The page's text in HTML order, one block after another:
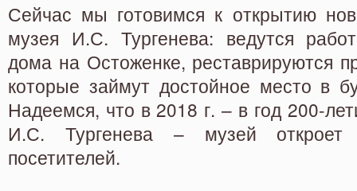
Сейчас мы готовимся к открытию
музея И.С. Тургенева: ведутся
дома на Остоженке, реставрируются
которые займут достойное место в
Надеемся, что в 2018 г. – в год 200-
И.С. Тургенева – музей
посетителей.